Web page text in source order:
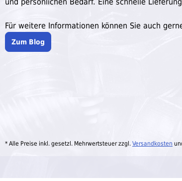
Für weitere Informationen können Sie auch
Zum Blog
* Alle Preise inkl. gesetzl. Mehrwertsteuer zzgl. Versandkosten